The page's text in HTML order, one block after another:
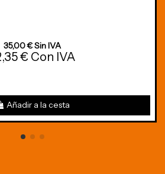
35,00 € Sin IVA
€ Con IVA
Añadir a la cesta